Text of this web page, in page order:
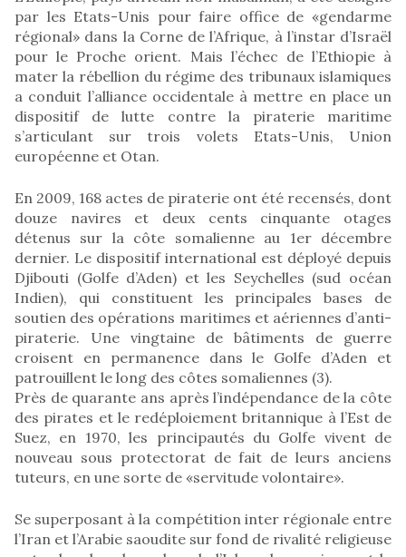
par les Etats-Unis pour faire office de «gendarme
régional» dans la Corne de l’Afrique, à l’instar d’Israël
pour le Proche orient. Mais l’échec de l’Ethiopie à
mater la rébellion du régime des tribunaux islamiques
a conduit l’alliance occidentale à mettre en place un
dispositif de lutte contre la piraterie maritime
s’articulant sur trois volets Etats-Unis, Union
européenne et Otan.
En 2009, 168 actes de piraterie ont été recensés, dont
douze navires et deux cents cinquante otages
détenus sur la côte somalienne au 1er décembre
dernier. Le dispositif international est déployé depuis
Djibouti (Golfe d’Aden) et les Seychelles (sud océan
Indien), qui constituent les principales bases de
soutien des opérations maritimes et aériennes d’anti-
piraterie. Une vingtaine de bâtiments de guerre
croisent en permanence dans le Golfe d’Aden et
patrouillent le long des côtes somaliennes (3).
Près de quarante ans après l’indépendance de la côte
des pirates et le redéploiement britannique à l’Est de
Suez, en 1970, les principautés du Golfe vivent de
nouveau sous protectorat de fait de leurs anciens
tuteurs, en une sorte de «servitude volontaire».
Se superposant à la compétition inter régionale entre
l’Iran et l’Arabie saoudite sur fond de rivalité religieuse